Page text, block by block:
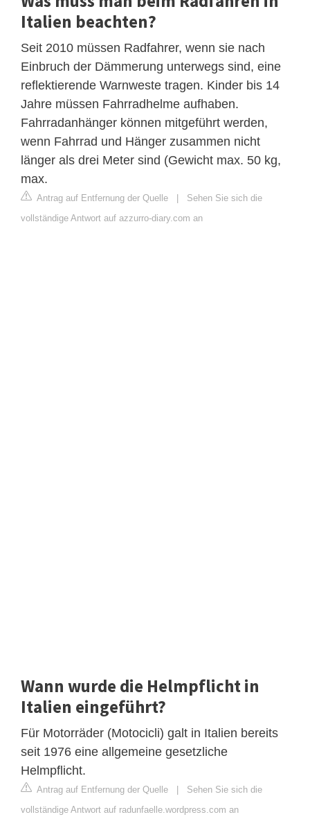
Italien beachten?
Seit 2010 müssen Radfahrer, wenn sie nach
Einbruch der Dämmerung unterwegs sind, eine
reflektierende Warnweste tragen. Kinder bis 14
Jahre müssen Fahrradhelme aufhaben.
Fahrradanhänger können mitgeführt werden,
wenn Fahrrad und Hänger zusammen nicht
länger als drei Meter sind (Gewicht max. 50 kg,
max.
Antrag auf Entfernung der Quelle | Sehen Sie sich die
vollständige Antwort auf azzurro-diary.com an
Wann wurde die Helmpflicht in
Italien eingeführt?
Für Motorräder (Motocicli) galt in Italien bereits
seit 1976 eine allgemeine gesetzliche
Helmpflicht.
Antrag auf Entfernung der Quelle | Sehen Sie sich die
vollständige Antwort auf radunfaelle.wordpress.com an